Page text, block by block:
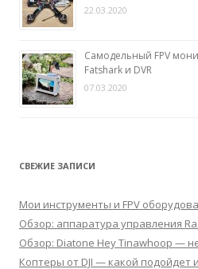
22.03.2020
Самодельный FPV
Fatshark и DVR
07.03.2020
СВЕЖИЕ ЗАПИСИ
Мои инструменты и FPV
Обзор: аппаратура управления
Обзор: Diatone Hey Tinawhoop —
Коптеры от DJI — какой подойдет